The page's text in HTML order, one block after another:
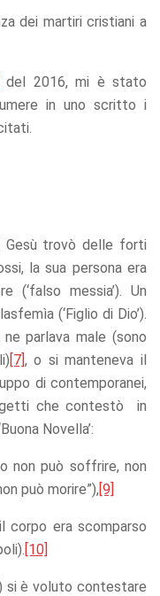
dei martiri cristiani a
del 2016, mi è stato
in uno scritto i
Gesù trovò delle forti
la sua persona era
(‘falso messia’). Un
(‘Figlio di Dio’).
parlava male (sono
[7], o si manteneva il
di contemporanei,
che contestò in
Novella’:
non può soffrire, non
può morire”),[9]
corpo era scomparso
[10]
si è voluto contestare